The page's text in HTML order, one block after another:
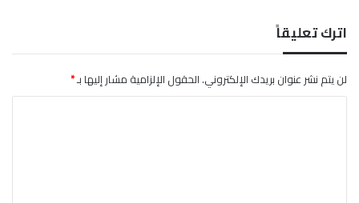
ب
د
ف
اترك تعليقاً
لن يتم نشر عنوان بريدك الإلكتروني.الحقول الإلزامية مشار إليها بـ*